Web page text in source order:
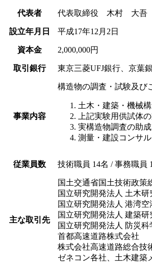
代表者 代表取締役 木村 大吾
設立年月日 平成17年12月2日
資本金 2,000,000円
取引銀行 東京三菱UFJ銀行、京葉
事業内容
構造物の調査・試験及び
土木・建築・機械
上記実験用供試体
実構造物調査の助
測量・建設コンサ
従業員数 技術職員 14名 / 事務職員
主な取引先
国土交通省国土技術政策
国立研究開発法人 土木研
国立研究開発法人 港湾
国立研究開発法人 建築研
国立研究開発法人 防災
首都高速道路株式会社
株式会社高速道路総合技
ゼネコン各社、土木建築